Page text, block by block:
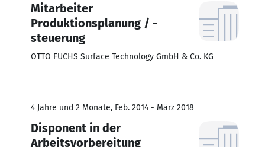
Mitarbeiter
Produktionsplanung / -
steuerung
OTTO FUCHS Surface Technology GmbH & Co. KG
4 Jahre und 2 Monate, Feb. 2014 - März 2018
Disponent in der
Arbeitsvorbereitung